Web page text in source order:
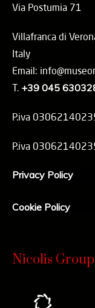
Via Postumia 71
Villafranca di
Italy
Email:
T. +39 045
P.iva
P.iva
Privacy Policy
Cookie Policy
Nicolis Group